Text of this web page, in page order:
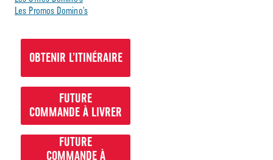
Les Promos Domino’s
OBTENIR L’ITINÉRAIRE
FUTURE
COMMANDE À LIVRER
FUTURE
COMMANDE À